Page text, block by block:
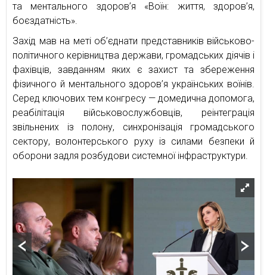
та ментального здоров’я «Воїн: життя, здоров’я,
боєздатність».
Захід мав на меті об’єднати представників військово-
політичного керівництва держави, громадських діячів і
фахівців, завданням яких є захист та збереження
фізичного й ментального здоров’я українських воїнів.
Серед ключових тем конгресу — домедична допомога,
реабілітація військовослужбовців, реінтеграція
звільнених із полону, синхронізація громадського
сектору, волонтерського руху із силами безпеки й
оборони задля розбудови системної інфраструктури.